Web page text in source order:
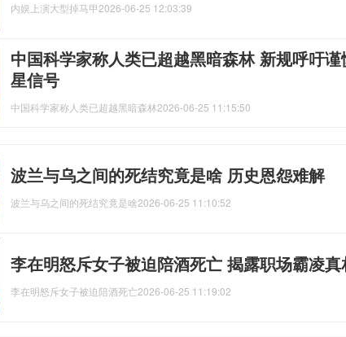
内娱上演大型掉马甲2026-06-25 12:03:39
中国科学家称人类已超越黑暗森林 新规呼吁
星信号
中国科学家称人类已超越黑暗森林2026-06-25 11:15:50
波兰与乌之间的死结究竟是啥 历史恩怨难解
波兰与乌之间的死结究竟是啥2026-06-25 11:10:52
李在明怒斥女子被迫陪酒死亡 揭露职场霸凌真
李在明怒斥女子被迫陪酒死亡2026-06-25 11:19:02